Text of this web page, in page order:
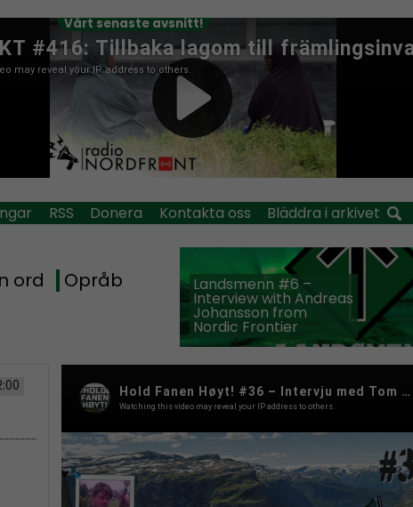
Vårt senaste avsnitt!
RSS Donera Kontakta oss Bläddra i arkivet
ord Opråb Landsmenn #6 –
Interview with Andreas
Johansson from
Nordic Frontier